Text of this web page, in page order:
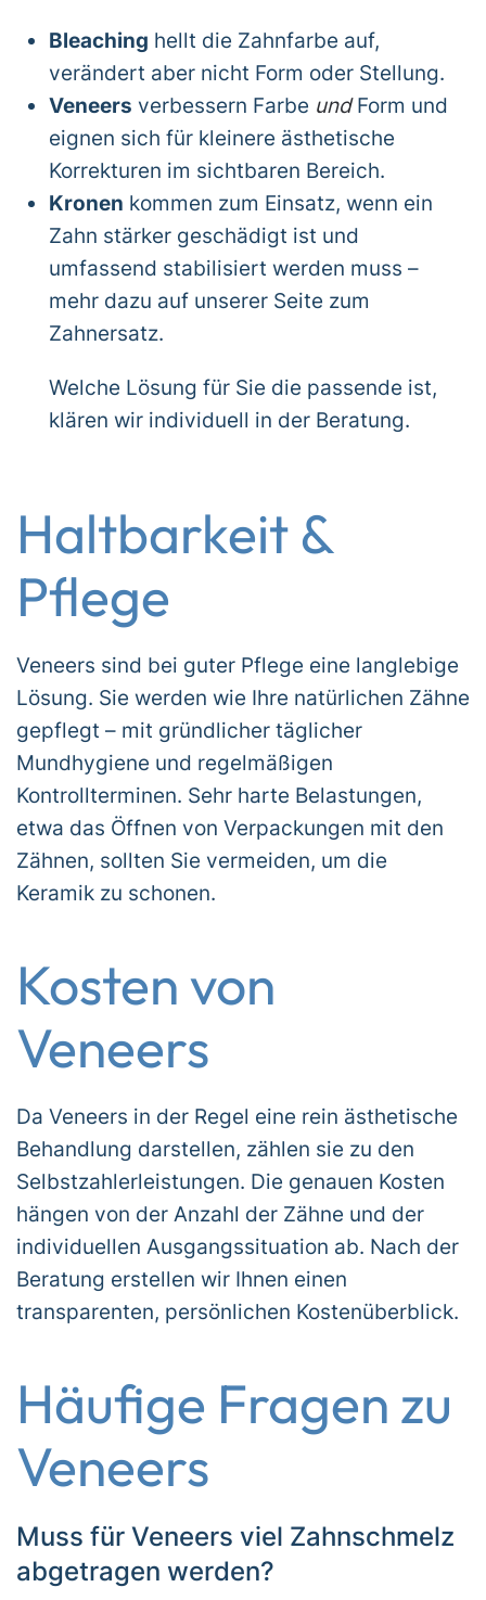
Bleaching hellt die Zahnfarbe auf,
verändert aber nicht Form oder Stellung.
Veneers verbessern Farbe undForm und
eignen sich für kleinere ästhetische
Korrekturen im sichtbaren Bereich.
Kronen kommen zum Einsatz, wenn ein
Zahn stärker geschädigt ist und
umfassend stabilisiert werden muss –
mehr dazu auf unserer Seite zum
Zahnersatz.
Welche Lösung für Sie die passende ist,
klären wir individuell in der Beratung.
Haltbarkeit &
Pflege
Veneers sind bei guter Pflege eine langlebige
Lösung. Sie werden wie Ihre natürlichen Zähne
gepflegt – mit gründlicher täglicher
Mundhygiene und regelmäßigen
Kontrollterminen. Sehr harte Belastungen,
etwa das Öffnen von Verpackungen mit den
Zähnen, sollten Sie vermeiden, um die
Keramik zu schonen.
Kosten von
Veneers
Da Veneers in der Regel eine rein ästhetische
Behandlung darstellen, zählen sie zu den
Selbstzahlerleistungen. Die genauen Kosten
hängen von der Anzahl der Zähne und der
individuellen Ausgangssituation ab. Nach der
Beratung erstellen wir Ihnen einen
transparenten, persönlichen Kostenüberblick.
Häufige Fragen zu
Veneers
Muss für Veneers viel Zahnschmelz
abgetragen werden?